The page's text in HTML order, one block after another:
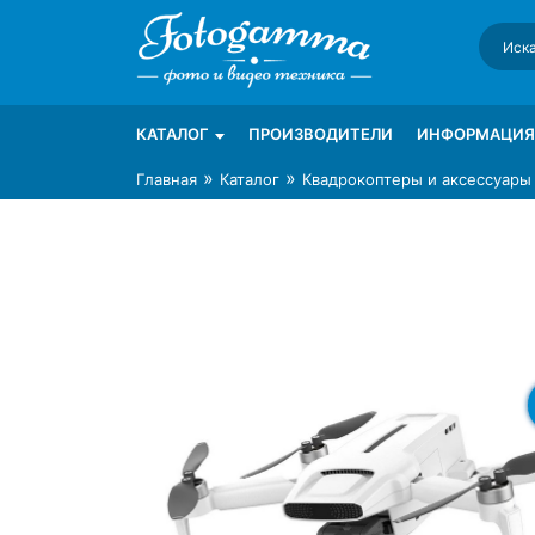
Интернет-магазин фототехники Foto-
Магазин фотоаксессуаров foto-gamma.ru
КАТАЛОГ ПРОИЗВОДИТЕЛИ ИНФОРМАЦИЯ
Главная » Каталог » Квадрокоптеры и аксессуары